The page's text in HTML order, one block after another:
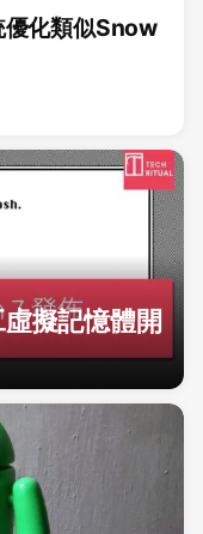
優化類似Snow
擬記憶體開